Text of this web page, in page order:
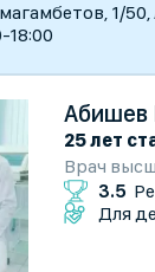
1/
18:00
Абишев
25 лет
Врач
3.5
Для